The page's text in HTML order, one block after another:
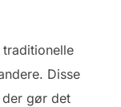
Disse
der gør det